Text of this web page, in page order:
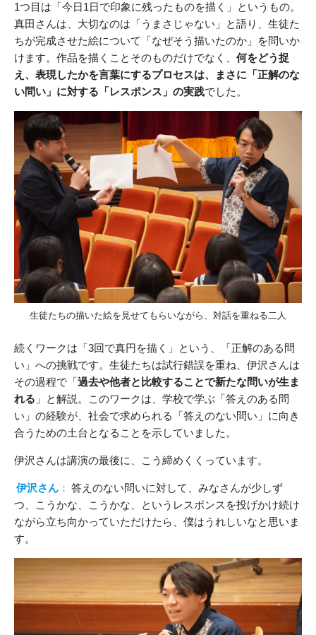
1つ目は「今日1日で印象に残ったものを描く」というもの。
真田さんは、大切なのは「うまさじゃない」と語り、生徒た
ちが完成させた絵について「なぜそう描いたのか」を問いか
けます。作品を描くことそのものだけでなく、 何をどう捉
え、表現したかを言葉にするプロセスは、まさに「正解のな
い問い」に対する「レスポンス」の実践でした。
生徒たちの描いた絵を見せてもらいながら、対話を重ねる二人
続くワークは「3回で真円を描く」という、「正解のある問
い」への挑戦です。生徒たちは試行錯誤を重ね、伊沢さんは
その過程で「過去や他者と比較することで新たな問いが生ま
れる 」と解説。このワークは、学校で学ぶ「答えのある問
い」の経験が、社会で求められる「答えのない問い」に向き
合うための土台となることを示していました。
伊沢さんは講演の最後に、こう締めくくっています。
伊沢さん ： 答えのない問いに対して、みなさんが少しず
つ、こうかな、こうかな、というレスポンスを投げかけ続け
ながら立ち向かっていただけたら、僕はうれしいなと思いま
す。